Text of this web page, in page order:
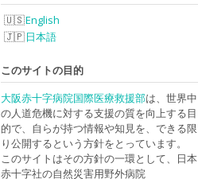
English
日本語
このサイトの目的
大阪赤十字病院国際医療救援部は、世界中
の人道危機に対する支援の質を向上する目
的で、自らが持つ情報や知見を、できる限
り公開するという方針をとっています。
このサイトはその方針の一環として、日本
赤十字社の自然災害用野外病院